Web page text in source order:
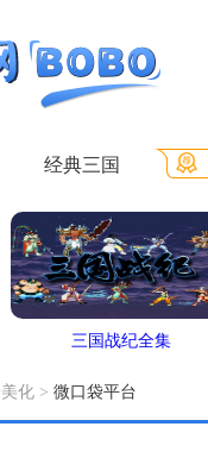
经典三国
三国战纪全集
化 > 微口袋平台